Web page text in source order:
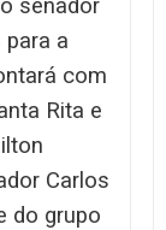
senador
a
com
Rita e
Carlos
do grupo